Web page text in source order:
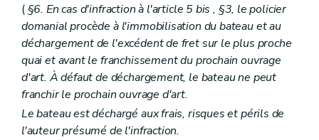
( §6. En cas d'infraction à l'article 5bis , §3, le policier
domanial procède à l'immobilisation du bateau et au
déchargement de l'excédent de fret sur le plus proche
quai et avant le franchissement du prochain ouvrage
d'art. À défaut de déchargement, le bateau ne peut
franchir le prochain ouvrage d'art.
Le bateau est déchargé aux frais, risques et périls de
l'auteur présumé de l'infraction.